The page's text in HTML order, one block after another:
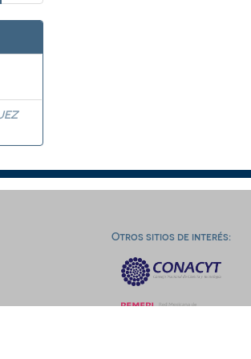
Otros sitios de interés: